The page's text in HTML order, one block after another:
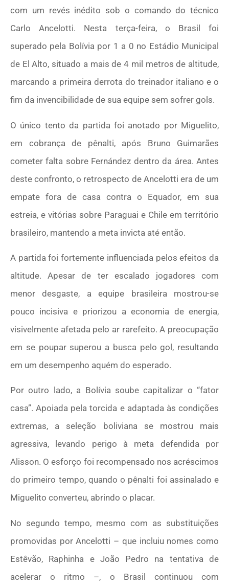
com um revés inédito sob o comando do técnico
Carlo Ancelotti. Nesta terça-feira, o Brasil foi
superado pela Bolívia por 1 a 0 no Estádio Municipal
de El Alto, situado a mais de 4 mil metros de altitude,
marcando a primeira derrota do treinador italiano e o
fim da invencibilidade de sua equipe sem sofrer gols.
O único tento da partida foi anotado por Miguelito,
em cobrança de pênalti, após Bruno Guimarães
cometer falta sobre Fernández dentro da área. Antes
deste confronto, o retrospecto de Ancelotti era de um
empate fora de casa contra o Equador, em sua
estreia, e vitórias sobre Paraguai e Chile em território
brasileiro, mantendo a meta invicta até então.
A partida foi fortemente influenciada pelos efeitos da
altitude. Apesar de ter escalado jogadores com
menor desgaste, a equipe brasileira mostrou-se
pouco incisiva e priorizou a economia de energia,
visivelmente afetada pelo ar rarefeito. A preocupação
em se poupar superou a busca pelo gol, resultando
em um desempenho aquém do esperado.
Por outro lado, a Bolívia soube capitalizar o “fator
casa”. Apoiada pela torcida e adaptada às condições
extremas, a seleção boliviana se mostrou mais
agressiva, levando perigo à meta defendida por
Alisson. O esforço foi recompensado nos acréscimos
do primeiro tempo, quando o pênalti foi assinalado e
Miguelito converteu, abrindo o placar.
No segundo tempo, mesmo com as substituições
promovidas por Ancelotti – que incluiu nomes como
Estêvão, Raphinha e João Pedro na tentativa de
acelerar o ritmo –, o Brasil continuou com